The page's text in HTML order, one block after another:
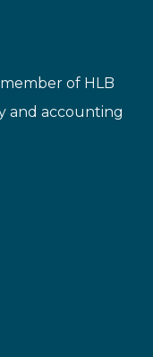
of HLB
and accounting